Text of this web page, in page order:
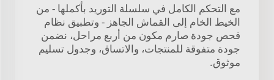
مع التحكم الكامل في سلسلة التوريد بأكملها - من
الخيط الخام إلى القماش الجاهز - وتطبيق نظام
فحص جودة صارم مكون من أربع مراحل، نضمن
جودة متفوقة للمنتجات، والاتساق، وجدول تسليم
موثوق.